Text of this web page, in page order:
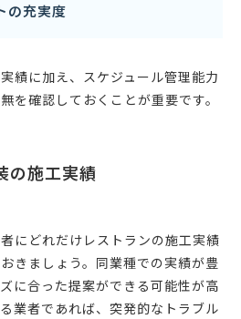
の充実度
績に加え、スケジュール管理能力
を確認しておくことが重要です。
の施工実績
にどれだけレストランの施工実績
きましょう。同業種での実績が豊
に合った提案ができる可能性が高
業者であれば、突発的なトラブル